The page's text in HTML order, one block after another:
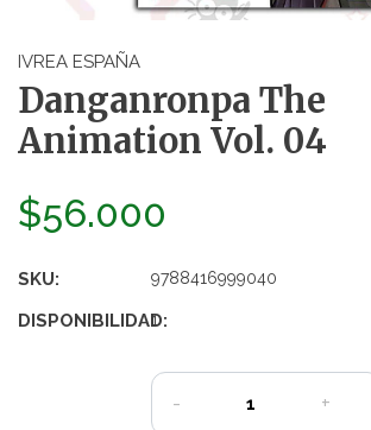
IVREA ESPAÑA
Danganronpa The
Animation Vol. 04
$56.000
SKU: 9788416999040
DISPONIBILIDAD:
1
- +